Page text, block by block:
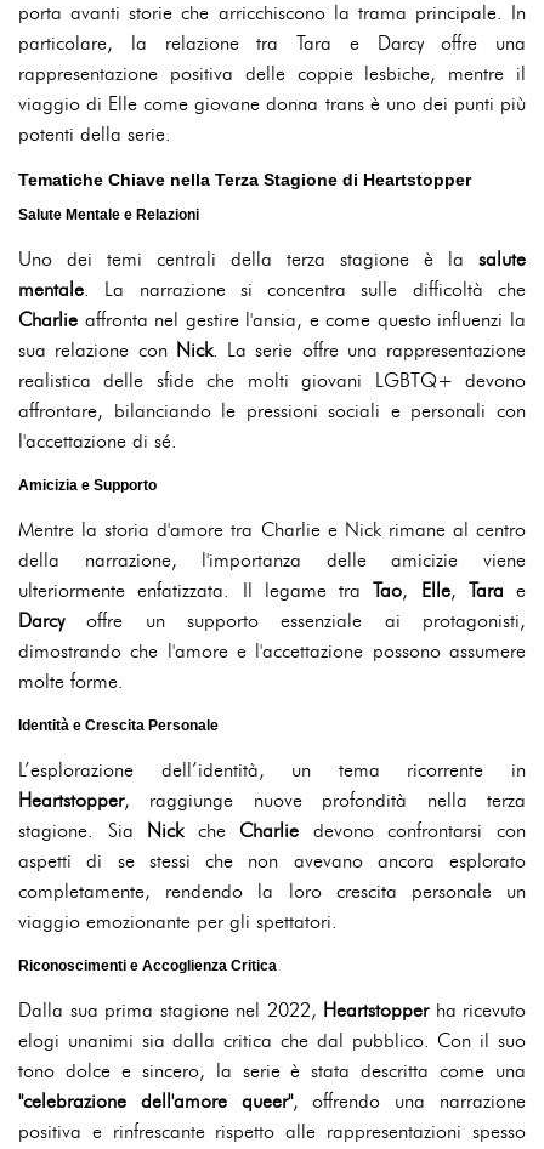
porta avanti storie che arricchiscono la trama principale. In
particolare, la relazione tra Tara e Darcy offre una
rappresentazione positiva delle coppie lesbiche, mentre il
viaggio di Elle come giovane donna trans è uno dei punti più
potenti della serie.
Tematiche Chiave nella Terza Stagione di Heartstopper
Salute Mentale e Relazioni
Uno dei temi centrali della terza stagione è la salute
mentale. La narrazione si concentra sulle difficoltà che
Charlie affronta nel gestire l'ansia, e come questo influenzi la
sua relazione con Nick. La serie offre una rappresentazione
realistica delle sfide che molti giovani LGBTQ+ devono
affrontare, bilanciando le pressioni sociali e personali con
l'accettazione di sé.
Amicizia e Supporto
Mentre la storia d'amore tra Charlie e Nick rimane al centro
della narrazione, l'importanza delle amicizie viene
ulteriormente enfatizzata. Il legame traTao, Elle, Tara e
Darcyoffre un supporto essenziale ai protagonisti,
dimostrando che l'amore e l'accettazione possono assumere
molte forme.
Identità e Crescita Personale
L’esplorazione dell’identità, un tema ricorrente in
Heartstopper, raggiunge nuove profondità nella terza
stagione. Sia Nickche Charlie devono confrontarsi con
aspetti di se stessi che non avevano ancora esplorato
completamente, rendendo la loro crescita personale un
viaggio emozionante per gli spettatori.
Riconoscimenti e Accoglienza Critica
Dalla sua prima stagione nel 2022, Heartstopperha ricevuto
elogi unanimi sia dalla critica che dal pubblico. Con il suo
tono dolce e sincero, la serie è stata descritta come una
"celebrazione dell'amore queer", offrendo una narrazione
positiva e rinfrescante rispetto alle rappresentazioni spesso